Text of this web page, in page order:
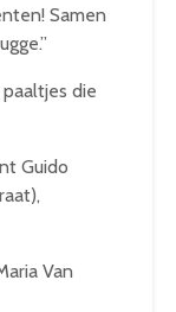
Samen
die
Guido
Van